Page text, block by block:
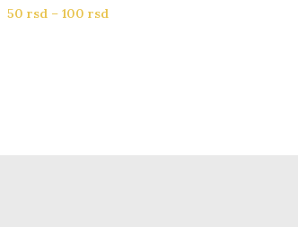
50 rsd – 100 rsd